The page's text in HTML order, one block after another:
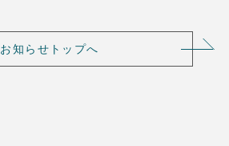
お知らせトップへ